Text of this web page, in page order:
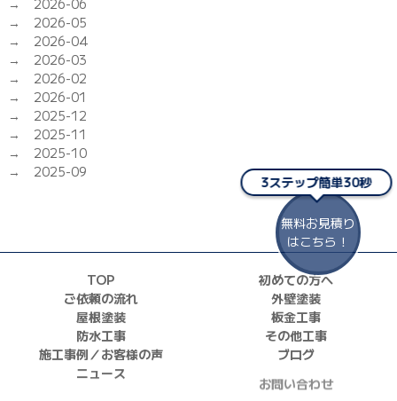
2026-05
2026-04
2026-03
2026-02
2026-01
2025-12
2025-11
2025-10
2025-09
TOP
初めての方へ
ご依頼の流れ
外壁塗装
屋根塗装
板金工事
防水工事
その他工事
施工事例／お客様の声
ブログ
ニュース
正しい業者の選び方
3ステップ簡単30秒
無料お見積り
はこちら！